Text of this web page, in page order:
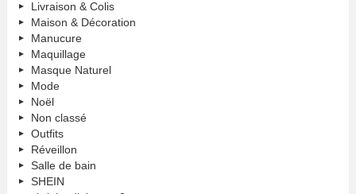
Livraison & Colis
Maison & Décoration
Manucure
Maquillage
Masque Naturel
Mode
Noël
Non classé
Outfits
Réveillon
Salle de bain
SHEIN